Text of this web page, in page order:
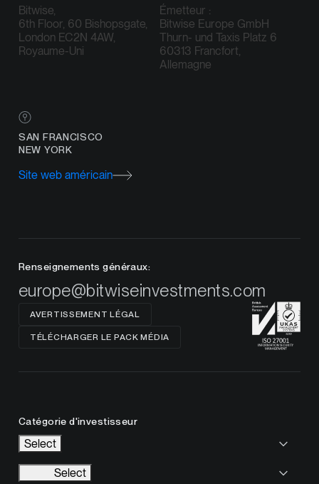
Bitwise,
6th Floor, 60 Bishopsgate,
London EC2N 4AW,
Royaume-Uni
Émetteur :
Bitwise Europe GmbH
Thurn- und Taxis Platz 6
60313 Francfort,
Allemagne
SAN FRANCISCO
NEW YORK
Site web américain
Renseignements généraux:
europe@bitwiseinvestments.com
AVERTISSEMENT LÉGAL
TÉLÉCHARGER LE PACK MÉDIA
Catégorie d'investisseur
Select
Select